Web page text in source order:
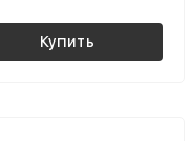
Купить